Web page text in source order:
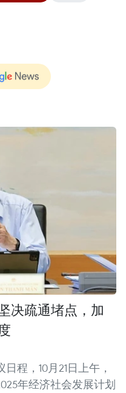
决疏通堵点，加
程，10月21日上午，
年经济社会发展计划